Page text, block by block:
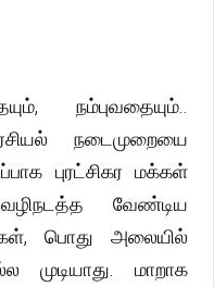
நம்புவதையும்..
நடைமுறையை
புரட்சிகர மக்கள்
வேண்டிய
பொது அலையில்
முடியாது. மாறாக